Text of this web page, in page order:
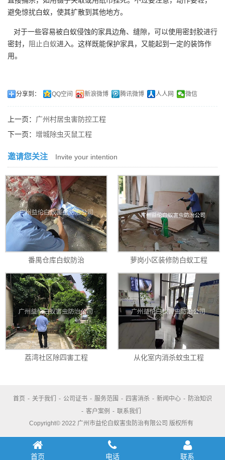
避免惊扰白蚁，使其扩散到其他地方。
对于一些容易被白蚁侵蚀的家具边角、缝隙，可以使用密封胶进行
密封，
阻止白蚁进入。这样既能保护家具，又能起到一定的装饰作
用。
分享到： QQ空间 新浪微博 腾讯微博 人人网 微信
上一页： 广州村居虫害防控工程
下一页： 增城除虫灭鼠工程
邀请您关注 Invite your intention
番禺仓库白蚁防治 萝岗小区装修防白蚁工程
荔湾社区除四害工程 从化室内消杀蚊虫工程
首页 - 关于我们 - 公司证书 - 服务范围 - 四害消杀 - 新闻中心 - 防治知识
- 客户案例 - 联系我们
Copyright© 2022 广州市益伦白蚁害虫防治有限公司 版权所有
首页 电话 联系